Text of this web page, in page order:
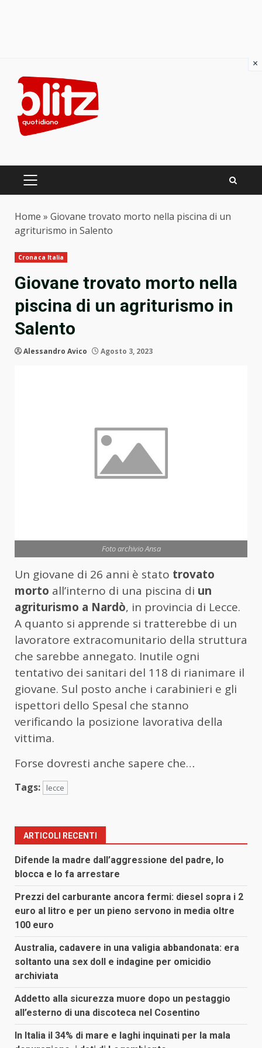
content
PRIMARY
Home » Giovane trovato morto nella piscina di un
agriturismo in Salento
Cronaca Italia
Giovane trovato morto nella
piscina di un agriturismo in
Salento
Alessandro Avico Agosto 3, 2023
Foto archivio Ansa
Un giovane di 26 anni è stato trovato
morto all’interno di una piscina di un
agriturismo a Nardò, in provincia di Lecce.
A quanto si apprende si tratterebbe di un
lavoratore extracomunitario della struttura
che sarebbe annegato. Inutile ogni
tentativo dei sanitari del 118 di rianimare il
giovane. Sul posto anche i carabinieri e gli
ispettori dello Spesal che stanno
verificando la posizione lavorativa della
vittima.
Forse dovresti anche sapere che…
Tags: lecce
ARTICOLI RECENTI
Difende la madre dall’aggressione del padre, lo
blocca e lo fa arrestare
Prezzi del carburante ancora fermi: diesel sopra i 2
euro al litro e per un pieno servono in media oltre
100 euro
Australia, cadavere in una valigia abbandonata: era
soltanto una sex doll e indagine per omicidio
archiviata
Addetto alla sicurezza muore dopo un pestaggio
all’esterno di una discoteca nel Cosentino
In Italia il 34% di mare e laghi inquinati per la mala
×